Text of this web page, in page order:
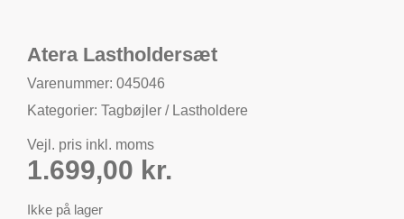
Atera Lastholdersæt
Varenummer: 045046
Kategorier: Tagbøjler / Lastholdere
Vejl. pris inkl. moms
1.699,00 kr.
Ikke på lager